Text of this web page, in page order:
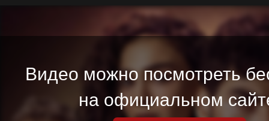
Видео можно посмотреть
на официальном